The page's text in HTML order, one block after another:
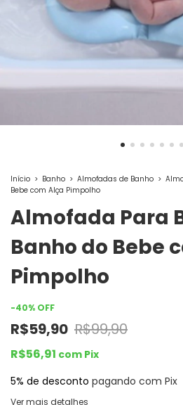
Início > Banho > Almofadas de Banho >
Bebe com Alça Pimpolho
Almofada Para
Banho do Bebe
Pimpolho
-40% OFF
R$59,90 R$99,90
R$56,91 com Pix
5% de desconto pagando com Pix
Ver mais detalhes